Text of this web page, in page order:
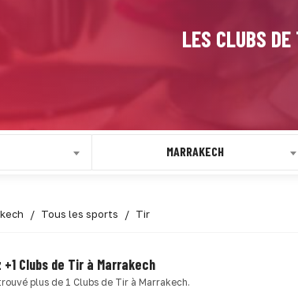
LES CLUBS
MARRAKECH
Tous les sports Tir
Clubs de Tir à Marrakech
plus de 1 Clubs de Tir à Marrakech.